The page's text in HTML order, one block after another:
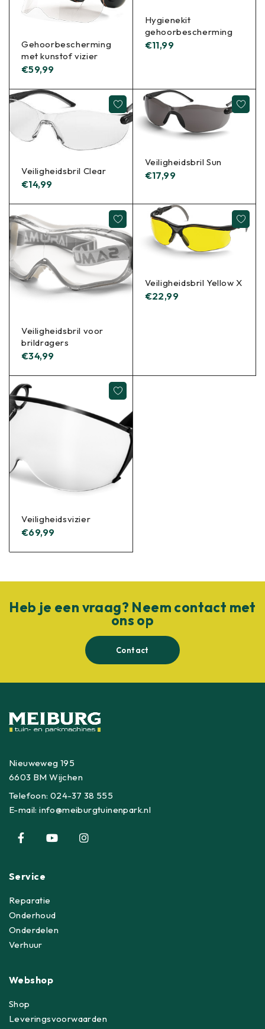
Gehoorbescherming
met kunstof vizier
€59,99
Hygienekit
gehoorbescherming
€11,99
Veiligheidsbril Clear
€14,99
Veiligheidsbril Sun
€17,99
Veiligheidsbril voor
brildragers
€34,99
Veiligheidsbril Yellow X
€22,99
Veiligheidsvizier
€69,99
Heb je een vraag? Neem contact met
ons op
Contact
Nieuweweg 195
6603 BM Wijchen
Telefoon:024-37 38 555
E-mail:info@meiburgtuinenpark.nl
Service
Reparatie
Onderhoud
Onderdelen
Verhuur
Webshop
Shop
Leveringsvoorwaarden